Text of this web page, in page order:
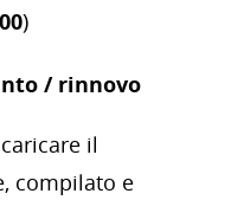
)
/ rinnovo
il
compilato e